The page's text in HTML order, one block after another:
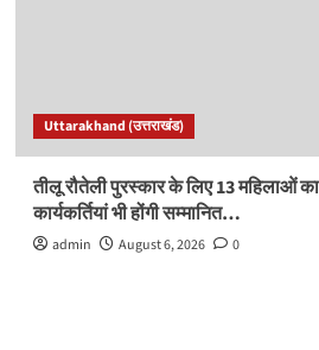
Uttarakhand (उत्तराखंड)
तीलू रौतेली पुरस्कार के लिए 13 महिलाओं
कार्यकर्तियां भी होंगी सम्मानित…
admin August 6, 2026 0